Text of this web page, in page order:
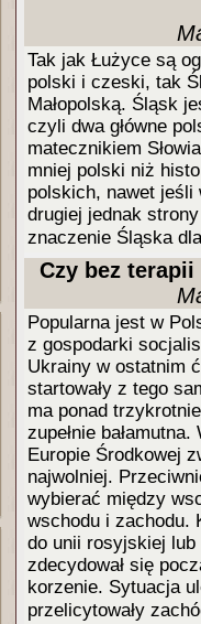
Tak jak Łużyce są
polski i czeski, tak
Małopolską. Śląsk
czyli dwa główne
matecznikiem
mniej polski niż
polskich, nawet jeśli
drugiej jednak
znaczenie Śląska
Czy bez
Popularna jest w
z gospodarki
Ukrainy w ostatnim
startowały z tego
ma ponad
zupełnie
Europie Środkowej
najwolniej.
wybierać między
wschodu i zachodu.
do unii rosyjskiej lub
zdecydował się
korzenie. Sytuacja
przelicytowały